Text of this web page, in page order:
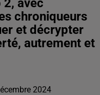
2, avec
chroniqueurs
et décrypter
autrement et
2024